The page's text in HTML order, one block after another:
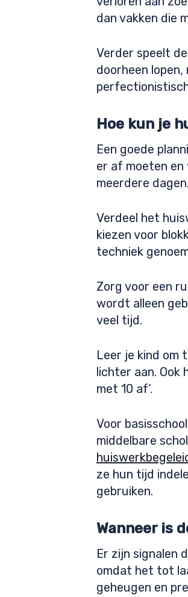
dan vakken die
Verder speelt
doorheen
Hoe kun je
Een goede
er af moeten
meerdere
Verdeel het
kiezen voor
techniek
Zorg voor een
wordt alleen
veel tijd.
Leer je kind om
lichter aan. Ook
met 10 af’.
Voor
middelbare
ze hun tijd
gebruiken.
Wanneer is
Er zijn signalen
omdat het tot
geheugen en